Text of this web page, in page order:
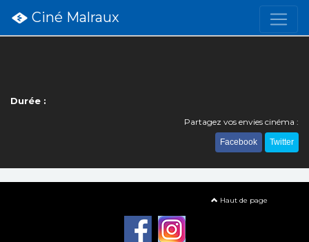
Ciné Malraux
Durée :
Partagez vos envies cinéma :
Facebook Twitter
Haut de page